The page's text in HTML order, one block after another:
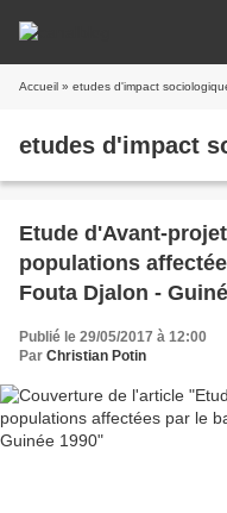
Accueil » etudes d'impact
etudes d'impact
Etude d'Avant-
populations
Fouta Djalon -
Publié le 29/05/2017 à 12:00
Par Christian Potin